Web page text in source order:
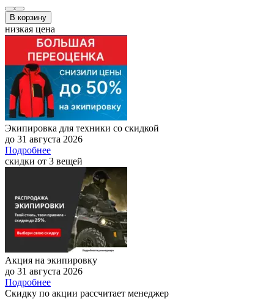
В корзину
низкая цена
Экипировка для техники со скидкой
до 31 августа 2026
Подробнее
скидки от 3 вещей
Акция на экипировку
до 31 августа 2026
Подробнее
Скидку по акции рассчитает менеджер